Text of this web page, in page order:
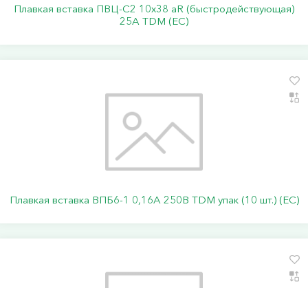
Плавкая вставка ПВЦ-С2 10х38 aR (быстродействующая)
25А TDM (ЕС)
Плавкая вставка ВПБ6-1 0,16А 250В TDM упак (10 шт.) (ЕС)